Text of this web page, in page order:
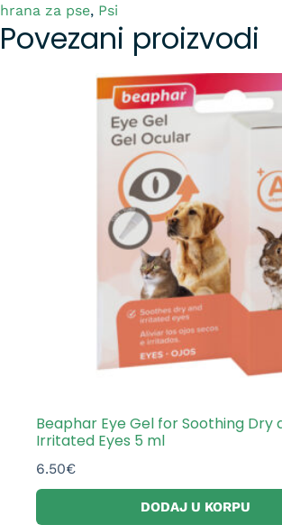
hrana za pse, Psi
Povezani proizvodi
Beaphar Eye Gel for Soothing Dry
Irritated Eyes 5 ml
6.50€
DODAJ U KORPU